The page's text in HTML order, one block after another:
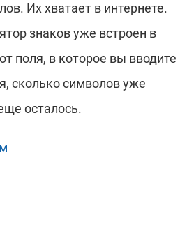
Их хватает в интернете.
знаков уже встроен в
поля, в которое вы вводите
сколько символов уже
осталось.